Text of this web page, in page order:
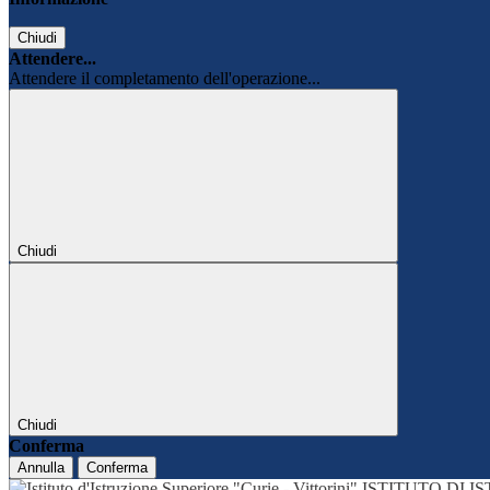
Chiudi
Attendere...
Attendere il completamento dell'operazione...
Chiudi
Chiudi
Conferma
Annulla Conferma